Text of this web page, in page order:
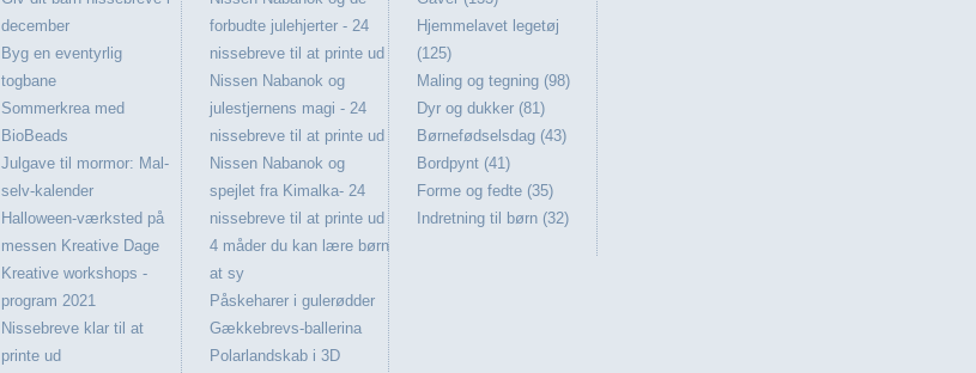
december
Byg en eventyrlig
togbane
Sommerkrea med
BioBeads
Julgave til mormor: Mal-
selv-kalender
Halloween-værksted på
messen Kreative Dage
Kreative workshops -
program 2021
Nissebreve klar til at
printe ud
forbudte julehjerter - 24
nissebreve til at printe ud
Nissen Nabanok og
julestjernens magi - 24
nissebreve til at printe ud
Nissen Nabanok og
spejlet fra Kimalka- 24
nissebreve til at printe ud
4 måder du kan lære børn
at sy
Påskeharer i gulerødder
Gækkebrevs-ballerina
Polarlandskab i 3D
Hjemmelavet legetøj
(125)
Maling og tegning (98)
Dyr og dukker (81)
Børnefødselsdag (43)
Bordpynt (41)
Forme og fedte (35)
Indretning til børn (32)